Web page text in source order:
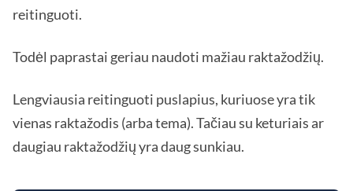
reitinguoti.
Todėl paprastai geriau naudoti mažiau raktažodžių.
Lengviausia reitinguoti puslapius, kuriuose yra tik
vienas raktažodis (arba tema). Tačiau su keturiais ar
daugiau raktažodžių yra daug sunkiau.